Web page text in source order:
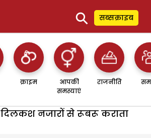
⚲ सब्सक्राइब
क्राइम
आपकी
समस्याएं
राजनीति
दिलकश नजारों से रूबरू कराता